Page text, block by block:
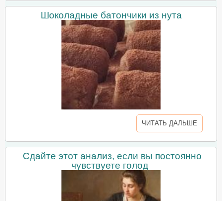
Шоколадные батончики из нута
ЧИТАТЬ ДАЛЬШЕ
Сдайте этот анализ, если вы постоянно
чувствуете голод